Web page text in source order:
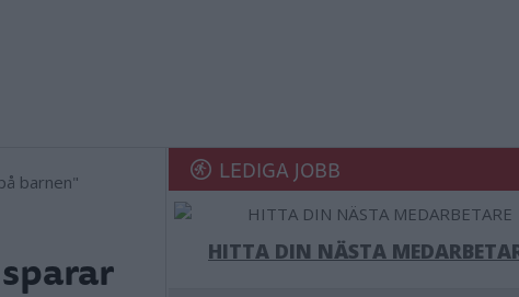
LEDIGA JOBB
HITTA DIN NÄSTA